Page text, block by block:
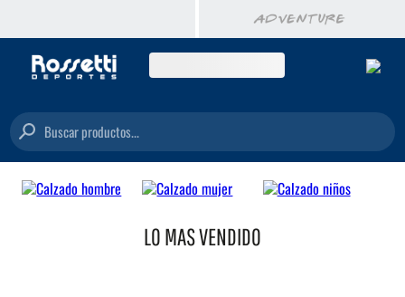
Buscar productos...
LO MAS VENDIDO